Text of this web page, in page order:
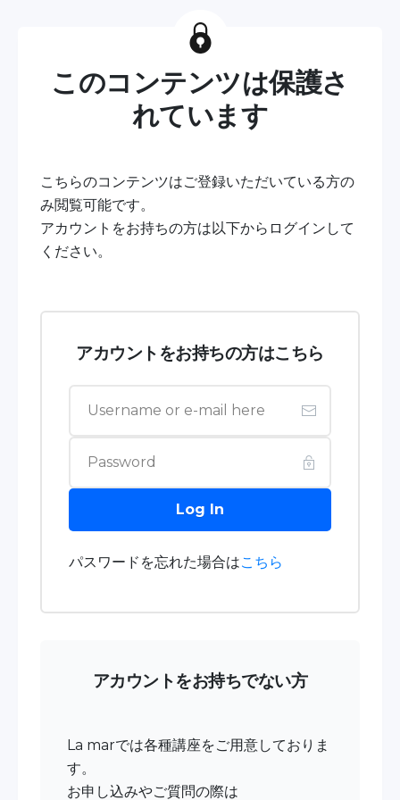
このコンテンツは保護さ
れています
こちらのコンテンツはご登録いただいている方の
み閲覧可能です。
アカウントをお持ちの方は以下からログインして
ください。
アカウントをお持ちの方はこちら
Log In
パスワードを忘れた場合はこちら
アカウントをお持ちでない方
La marでは各種講座をご用意しておりま
す。
お申し込みやご質問の際は